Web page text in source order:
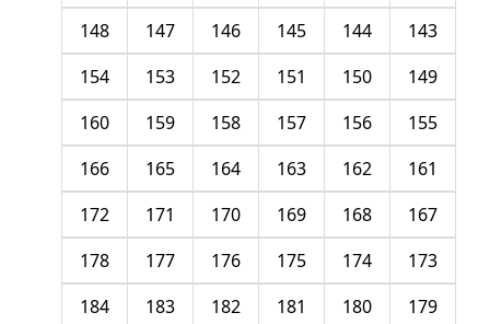
143
144
145
146
147
148
149
150
151
152
153
154
155
156
157
158
159
160
161
162
163
164
165
166
167
168
169
170
171
172
173
174
175
176
177
178
179
180
181
182
183
184